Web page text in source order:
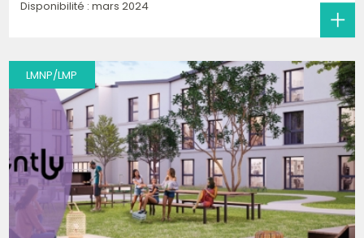
Disponibilité : mars 2024
LMNP/LMP